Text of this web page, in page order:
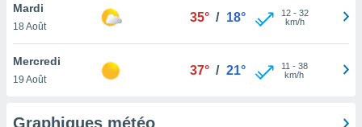
et que
Mardi
18 Août
35° / 18° 12- 32
km/h
Mercredi
19 Août
37° / 21° 11 - 38
km/h
Graphiques météo